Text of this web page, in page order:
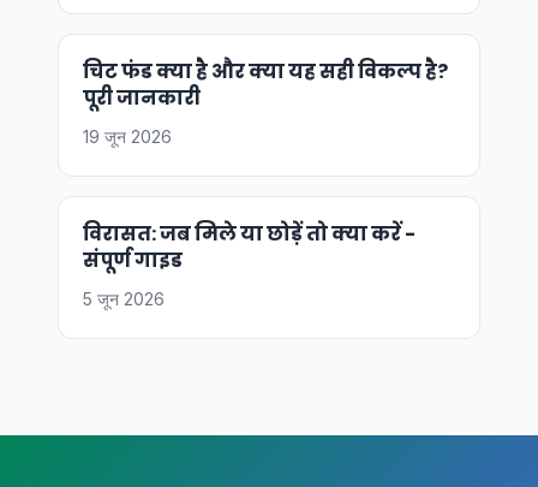
चिट फंड क्या है और क्या यह सही विकल्प है?
पूरी जानकारी
19 जून 2026
विरासत: जब मिले या छोड़ें तो क्या करें -
संपूर्ण गाइड
5 जून 2026